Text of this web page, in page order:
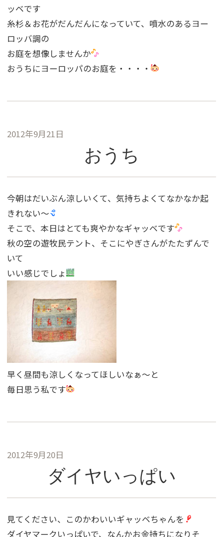
ッベです
糸杉＆お花がだんだんになっていて、噴水のあるヨー
ロッバ調の
お庭を想像しませんか
おうちにヨーロッパのお庭を・・・・
2012年9月21日
おうち
今朝はだいぶん涼しいくて、気持ちよくてなかなか起
きれない〜
そこで、本日はとても爽やかなギャッベです
秋の空の遊牧民テント、そこにやぎさんがたたずんで
いて
いい感じでしょ
早く昼間も涼しくなってほしいなぁ〜と
毎日思う私です
2012年9月20日
ダイヤいっぱい
見てください、このかわいいギャッベちゃんを
ダイヤマークいっぱいで、なんかお金持ちになりそ